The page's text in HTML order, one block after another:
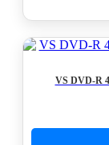
VS DVD-R